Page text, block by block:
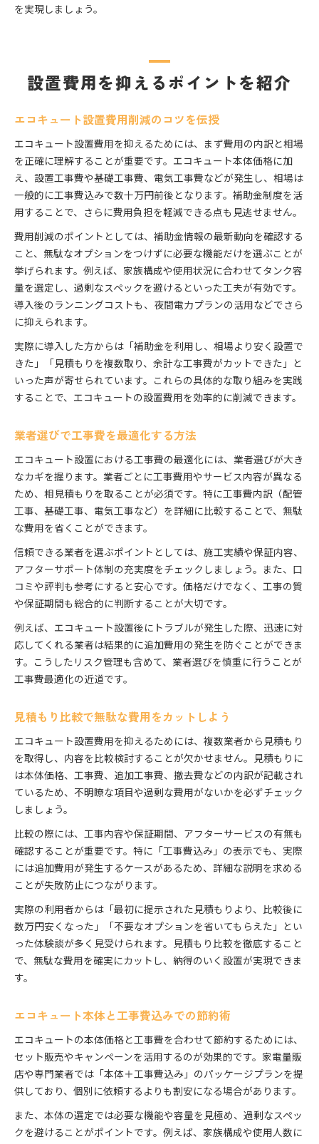
を実現しましょう。
設置費用を抑えるポイントを紹介
エコキュート設置費用削減のコツを伝授
エコキュート設置費用を抑えるためには、まず費用の内訳と相場
を正確に理解することが重要です。エコキュート本体価格に加
え、設置工事費や基礎工事費、電気工事費などが発生し、相場は
一般的に工事費込みで数十万円前後となります。補助金制度を活
用することで、さらに費用負担を軽減できる点も見逃せません。
費用削減のポイントとしては、補助金情報の最新動向を確認する
こと、無駄なオプションをつけずに必要な機能だけを選ぶことが
挙げられます。例えば、家族構成や使用状況に合わせてタンク容
量を選定し、過剰なスペックを避けるといった工夫が有効です。
導入後のランニングコストも、夜間電力プランの活用などでさら
に抑えられます。
実際に導入した方からは「補助金を利用し、相場より安く設置で
きた」「見積もりを複数取り、余計な工事費がカットできた」と
いった声が寄せられています。これらの具体的な取り組みを実践
することで、エコキュートの設置費用を効率的に削減できます。
業者選びで工事費を最適化する方法
エコキュート設置における工事費の最適化には、業者選びが大き
なカギを握ります。業者ごとに工事費用やサービス内容が異なる
ため、相見積もりを取ることが必須です。特に工事費内訳（配管
工事、基礎工事、電気工事など）を詳細に比較することで、無駄
な費用を省くことができます。
信頼できる業者を選ぶポイントとしては、施工実績や保証内容、
アフターサポート体制の充実度をチェックしましょう。また、口
コミや評判も参考にすると安心です。価格だけでなく、工事の質
や保証期間も総合的に判断することが大切です。
例えば、エコキュート設置後にトラブルが発生した際、迅速に対
応してくれる業者は結果的に追加費用の発生を防ぐことができま
す。こうしたリスク管理も含めて、業者選びを慎重に行うことが
工事費最適化の近道です。
見積もり比較で無駄な費用をカットしよう
エコキュート設置費用を抑えるためには、複数業者から見積もり
を取得し、内容を比較検討することが欠かせません。見積もりに
は本体価格、工事費、追加工事費、撤去費などの内訳が記載され
ているため、不明瞭な項目や過剰な費用がないかを必ずチェック
しましょう。
比較の際には、工事内容や保証期間、アフターサービスの有無も
確認することが重要です。特に「工事費込み」の表示でも、実際
には追加費用が発生するケースがあるため、詳細な説明を求める
ことが失敗防止につながります。
実際の利用者からは「最初に提示された見積もりより、比較後に
数万円安くなった」「不要なオプションを省いてもらえた」とい
った体験談が多く見受けられます。見積もり比較を徹底すること
で、無駄な費用を確実にカットし、納得のいく設置が実現できま
す。
エコキュート本体と工事費込みでの節約術
エコキュートの本体価格と工事費を合わせて節約するためには、
セット販売やキャンペーンを活用するのが効果的です。家電量販
店や専門業者では「本体＋工事費込み」のパッケージプランを提
供しており、個別に依頼するよりも割安になる場合があります。
また、本体の選定では必要な機能や容量を見極め、過剰なスペッ
クを避けることがポイントです。例えば、家族構成や使用人数に